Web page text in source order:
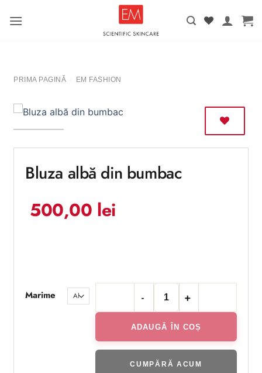
PRIMA PAGINĂ EM FASHION
Bluza albă din bumbac
500,00 lei
Marime
Cantitate Bluza albă din
ADAUGĂ ÎN COȘ
CUMPĂRĂ ACUM